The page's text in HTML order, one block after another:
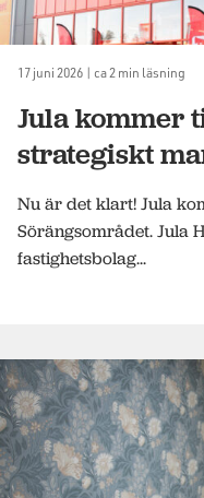
17 juni 2026 | ca 2 min läsning
Jula kommer
strategiskt
Nu är det klart! Jula
Sörängsområdet. Jula
fastighetsbolag...